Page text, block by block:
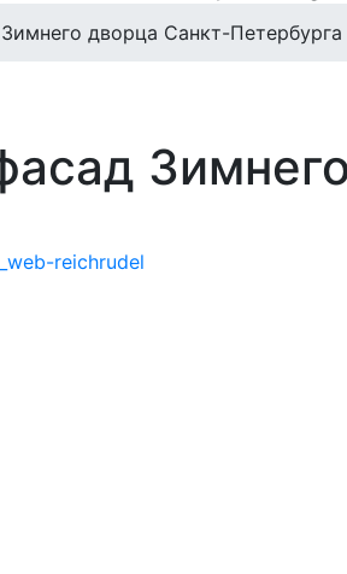
дворца Санкт-Петербурга